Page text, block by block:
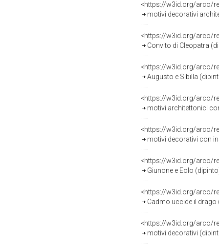
<https://w3id.org/arco/
motivi decorativi
<https://w3id.org/arco/
Convito di Cleopatra
<https://w3id.org/arco/
Augusto e Sibilla
<https://w3id.org/arco/
motivi architettonici
<https://w3id.org/arco/
motivi decorativi con
<https://w3id.org/arco/
Giunone e Eolo
<https://w3id.org/arco/
Cadmo uccide il drago
<https://w3id.org/arco/
motivi decorativi